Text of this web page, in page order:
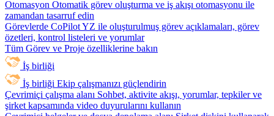
Otomasyon Otomatik görev oluşturma ve iş akışı otomasyonu ile
zamandan tasarruf edin
Görevlerde CoPilotYZ ile oluşturulmuş görev açıklamaları, görev
özetleri, kontrol listeleri ve yorumlar
Tüm Görev ve Proje özelliklerine bakın
İş birliği
İş birliği Ekip çalışmanızı güçlendirin
Çevrimiçi çalışma alanı Sohbet, aktivite akışı, yorumlar, tepkiler ve
şirket kapsamında video duyurularını kullanın